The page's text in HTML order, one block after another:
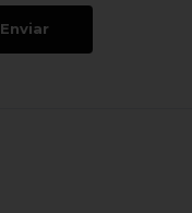
Enviar